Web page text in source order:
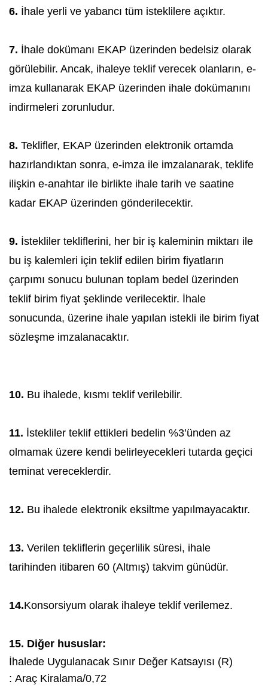
6. İhale yerli ve yabancı tüm isteklilere açıktır.
7. İhale dokümanı EKAP üzerinden bedelsiz olarak
görülebilir. Ancak, ihaleye teklif verecek olanların, e-
imza kullanarak EKAP üzerinden ihale dokümanını
indirmeleri zorunludur.
8. Teklifler, EKAP üzerinden elektronik ortamda
hazırlandıktan sonra, e-imza ile imzalanarak, teklife
ilişkin e-anahtar ile birlikte ihale tarih ve saatine
kadar EKAP üzerinden gönderilecektir.
9. İstekliler tekliflerini, her bir iş kaleminin miktarı ile
bu iş kalemleri için teklif edilen birim fiyatların
çarpımı sonucu bulunan toplam bedel üzerinden
teklif birim fiyat şeklinde verilecektir. İhale
sonucunda, üzerine ihale yapılan istekli ile birim fiyat
sözleşme imzalanacaktır.
10. Bu ihalede, kısmı teklif verilebilir.
11. İstekliler teklif ettikleri bedelin %3’ünden az
olmamak üzere kendi belirleyecekleri tutarda geçici
teminat vereceklerdir.
12. Bu ihalede elektronik eksiltme yapılmayacaktır.
13. Verilen tekliflerin geçerlilik süresi, ihale
tarihinden itibaren 60 (Altmış) takvim günüdür.
14.Konsorsiyum olarak ihaleye teklif verilemez.
15. Diğer hususlar:
İhalede Uygulanacak Sınır Değer Katsayısı (R)
: Araç Kiralama/0,72